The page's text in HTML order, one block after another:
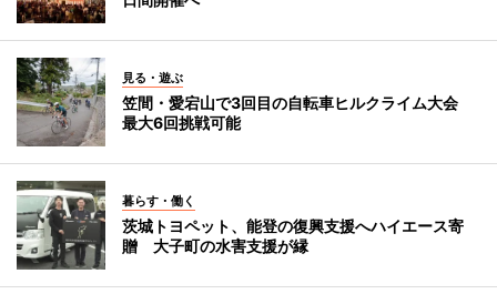
見る・遊ぶ
笠間・愛宕山で3回目の自転車ヒルクライム大会
最大6回挑戦可能
暮らす・働く
茨城トヨペット、能登の復興支援へハイエース寄
贈 大子町の水害支援が縁